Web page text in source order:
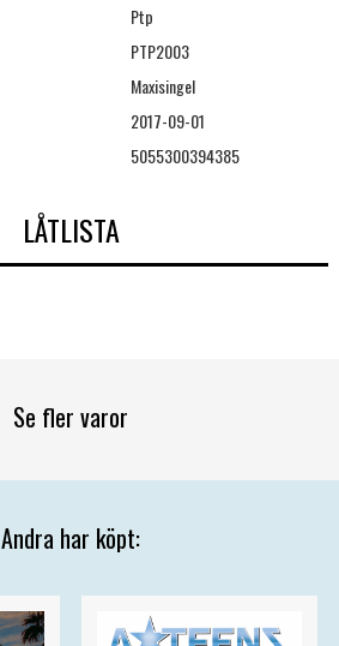
Ptp
PTP2003
Maxisingel
2017-09-01
5055300394385
LÅTLISTA
Se fler varor
Andra har köpt: